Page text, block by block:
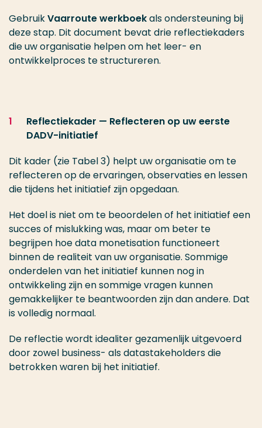
GebruikVaarroute werkboekals ondersteuning bij
deze stap. Dit document bevat drie reflectiekaders
die uw organisatie helpen om het leer- en
ontwikkelproces te structureren.
Reflectiekader — Reflecteren op uw eerste
DADV-initiatief
Dit kader (zie Tabel 3) helpt uw organisatie om te
reflecteren op de ervaringen, observaties en lessen
die tijdens het initiatief zijn opgedaan.
Het doel is niet om te beoordelen of het initiatief een
succes of mislukking was, maar om beter te
begrijpen hoe data monetisation functioneert
binnen de realiteit van uw organisatie. Sommige
onderdelen van het initiatief kunnen nog in
ontwikkeling zijn en sommige vragen kunnen
gemakkelijker te beantwoorden zijn dan andere. Dat
is volledig normaal.
De reflectie wordt idealiter gezamenlijk uitgevoerd
door zowel business- als datastakeholders die
betrokken waren bij het initiatief.